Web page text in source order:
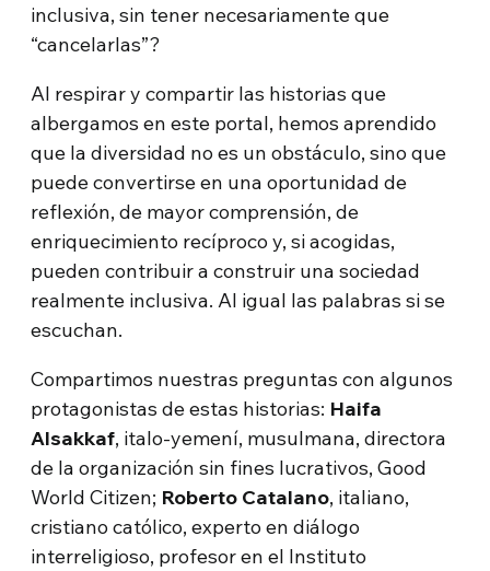
inclusiva, sin tener necesariamente que
“cancelarlas”?
Al respirar y compartir las historias que
albergamos en este portal, hemos aprendido
que la diversidad no es un obstáculo, sino que
puede convertirse en una oportunidad de
reflexión, de mayor comprensión, de
enriquecimiento recíproco y, si acogidas,
pueden contribuir a construir una sociedad
realmente inclusiva. Al igual las palabras si se
escuchan.
Compartimos nuestras preguntas con algunos
protagonistas de estas historias: Haifa
Alsakkaf, italo-yemení, musulmana, directora
de la organización sin fines lucrativos, Good
World Citizen; Roberto Catalano, italiano,
cristiano católico, experto en diálogo
interreligioso, profesor en el Instituto